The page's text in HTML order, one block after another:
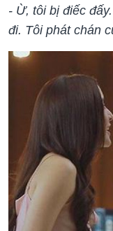
- Ừ, tôi bị điếc
đi. Tôi phát chán